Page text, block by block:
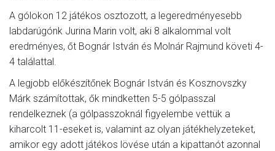
A gólokon 12 játékos osztozott, a legeredményesebb
labdarúgónk Jurina Marin volt, aki 8 alkalommal volt
eredményes, őt Bognár István és Molnár Rajmund követi 4-
4 találattal.
A legjobb előkészítőnek Bognár István és Kosznovszky
Márk számítottak, ők mindketten 5-5 gólpasszal
rendelkeznek (a gólpasszoknál figyelembe vettük a
kiharcolt 11-eseket is, valamint az olyan játékhelyzeteket,
amikor egy adott játékos lövése után a kipattanót azonnal